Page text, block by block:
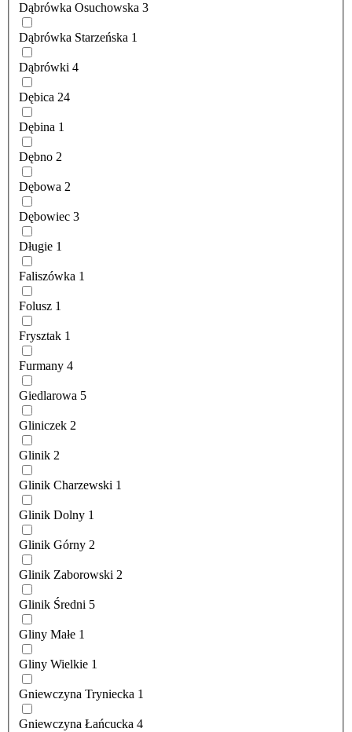
Dąbrówka Osuchowska 3
Dąbrówka Starzeńska 1
Dąbrówki 4
Dębica 24
Dębina 1
Dębno 2
Dębowa 2
Dębowiec 3
Długie 1
Faliszówka 1
Folusz 1
Frysztak 1
Furmany 4
Giedlarowa 5
Gliniczek 2
Glinik 2
Glinik Charzewski 1
Glinik Dolny 1
Glinik Górny 2
Glinik Zaborowski 2
Glinik Średni 5
Gliny Małe 1
Gliny Wielkie 1
Gniewczyna Tryniecka 1
Gniewczyna Łańcucka 4